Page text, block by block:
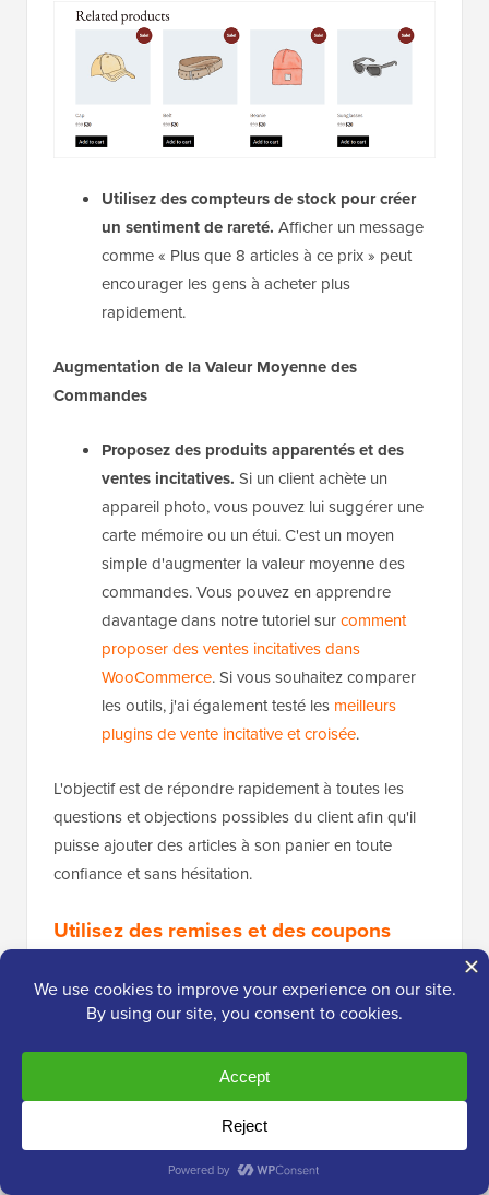
Utilisez des compteurs de stock pour créer
un sentiment de rareté. Afficher un message
comme « Plus que 8 articles à ce prix » peut
encourager les gens à acheter plus
rapidement.
Augmentation de la Valeur Moyenne des
Commandes
Proposez des produits apparentés et des
ventes incitatives. Si un client achète un
appareil photo, vous pouvez lui suggérer une
carte mémoire ou un étui. C'est un moyen
simple d'augmenter la valeur moyenne des
commandes. Vous pouvez en apprendre
davantage dans notre tutoriel surcomment
proposer des ventes incitatives dans
WooCommerce. Si vous souhaitez comparer
les outils, j'ai également testé les meilleurs
plugins de vente incitative et croisée.
L'objectif est de répondre rapidement à toutes les
questions et objections possibles du client afin qu'il
puisse ajouter des articles à son panier en toute
confiance et sans hésitation.
Utilisez des remises et des coupons
La bonne stratégie de réduction peutaugmenter
succès d'une vente flash. Il existe plusieurs types de
ventes flash que vous pouvez organiser, et une
logique de coupon intelligente encourage les clients à
acheter davantage.